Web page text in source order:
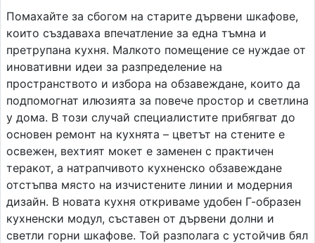
Помахайте за сбогом на старите дървени шкафове,
които създаваха впечатление за една тъмна и
претрупана кухня. Малкото помещение се нуждае от
иновативни идеи за разпределение на
пространството и избора на обзавеждане, които да
подпомогнат илюзията за повече простор и светлина
у дома. В този случай специалистите прибягват до
основен ремонт на кухнята – цветът на стените е
освежен, вехтият мокет е заменен с практичен
теракот, а натрапчивото кухненско обзавеждане
отстъпва място на изчистените линии и модерния
дизайн. В новата кухня откриваме удобен Г-образен
кухненски модул, съставен от дървени долни и
светли горни шкафове. Той разполага с устойчив бял